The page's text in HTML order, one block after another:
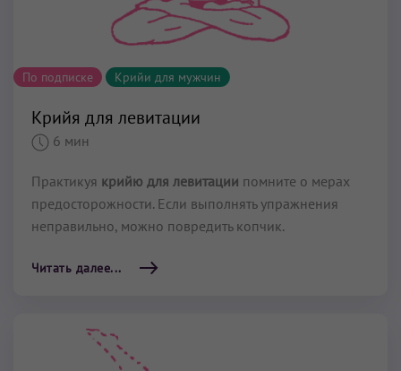
По подписке Крийи для мужчин
Крийя для левитации
6 мин
Практикуя крийю для левитации помните о мерах
предосторожности. Если выполнять упражнения
неправильно, можно повредить копчик.
Читать далее...